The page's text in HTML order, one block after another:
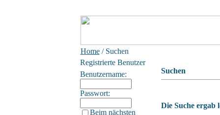
Home/ Suchen
Registrierte Benutzer
Benutzername:
Passwort:
Beim nächsten
Suchen
Die Suche ergab